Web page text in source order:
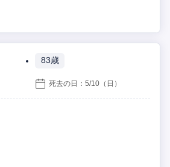
83歳
死去の日：5/10 （日）